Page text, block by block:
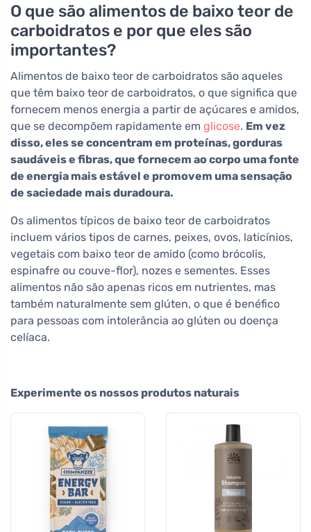
O que são alimentos de baixo teor de
carboidratos e por que eles são
importantes?
Alimentos de baixo teor de carboidratos são aqueles
que têm baixo teor de carboidratos, o que significa que
fornecem menos energia a partir de açúcares e amidos,
que se decompõem rapidamente em glicose. Em vez
disso, eles se concentram em proteínas, gorduras
saudáveis e fibras, que fornecem ao corpo uma fonte
de energia mais estável e promovem uma sensação
de saciedade mais duradoura.
Os alimentos típicos de baixo teor de carboidratos
incluem vários tipos de carnes, peixes, ovos, laticínios,
vegetais com baixo teor de amido (como brócolis,
espinafre ou couve-flor), nozes e sementes. Esses
alimentos não são apenas ricos em nutrientes, mas
também naturalmente sem glúten, o que é benéfico
para pessoas com intolerância ao glúten ou doença
celíaca.
Experimente os nossos produtos naturais